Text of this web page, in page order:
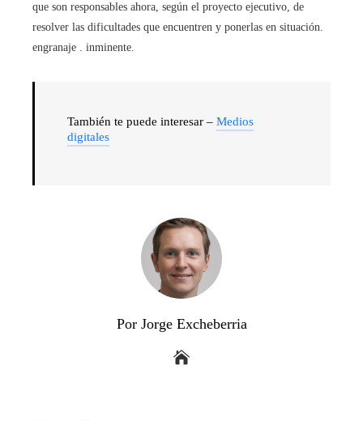
que son responsables ahora, según el proyecto ejecutivo, de
resolver las dificultades que encuentren y ponerlas en situación.
engranaje . inminente.
También te puede interesar – Medios
digitales
Por Jorge Excheberria